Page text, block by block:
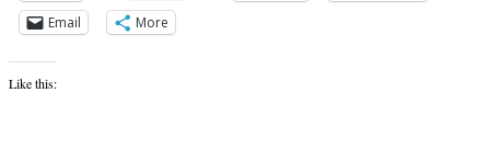
Email
More
Like this: